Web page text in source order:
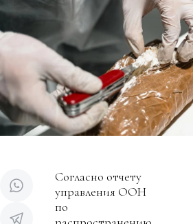
Согласно отчету
управления ООН
по